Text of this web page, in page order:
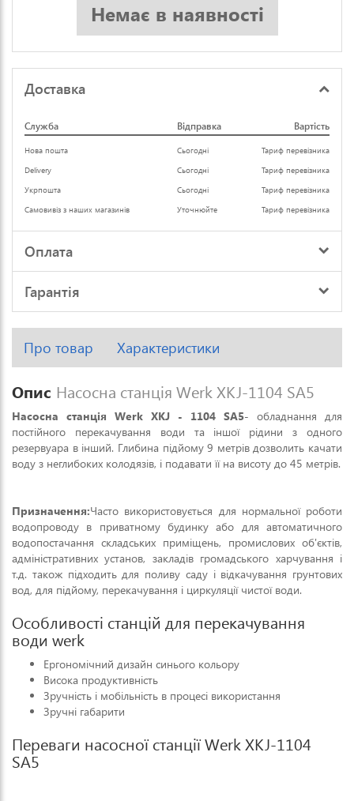
Немає в наявності
Доставка
Служба Відправка Вартість
Нова пошта Сьогодні
Тариф перевізника
Delivery
Сьогодні
Тариф перевізника
Укрпошта
Сьогодні
Тариф перевізника
Самовивіз з наших магазинів
Уточнюйте Тариф перевізника
Оплата
Гарантія
Про товар Характеристики
Опис Насосна станція Werk XKJ-1104 SA5
Насосна станція Werk XKJ - 1104 SA5- обладнання для
постійного перекачування води та іншої рідини з одного
резервуара в інший. Глибина підйому 9 метрів дозволить качати
воду з неглибоких колодязів, і подавати її на висоту до 45 метрів.
Призначення:Часто використовується для нормальної роботи
водопроводу в приватному будинку або для автоматичного
водопостачання складських приміщень, промислових об'єктів,
адміністративних установ, закладів громадського харчування і
т.д. також підходить для поливу саду і відкачування грунтових
вод, для підйому, перекачування і циркуляції чистої води.
Особливості станцій для перекачування
води werk
Ергономічний дизайн синього кольору
Висока продуктивність
Зручність і мобільність в процесі використання
Зручні габарити
Переваги насосної станції Werk XKJ-1104
SA5